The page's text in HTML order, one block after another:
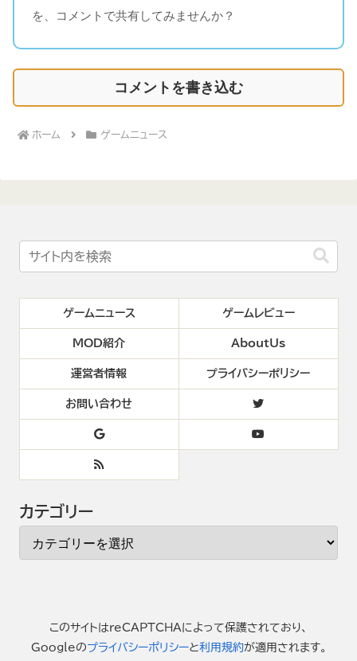
を、コメントで共有してみませんか？
コメントを書き込む
ホーム ゲームニュース
ゲームニュース ゲームレビュー
MOD紹介 AboutUs
運営者情報 プライバシーポリシー
お問い合わせ
カテゴリー
このサイトはreCAPTCHAによって保護されており、
Googleのプライバシーポリシーと利用規約が適用されます。